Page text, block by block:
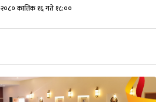
२०८० कात्तिक १६ गते १८:००